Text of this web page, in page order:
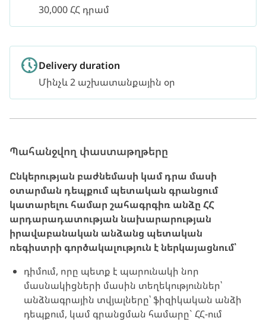
30,000 ՀՀ դրամ
Delivery duration
Մինչև 2 աշխատանքային օր
Պահանջվող փաստաթղթերը
Ընկերության բաժնեմասի կամ դրա մասի
օտարման դեպքում պետական գրանցում
կատարելու համար շահագրգիռ անձը ՀՀ
արդարադատության նախարարության
իրավաբանական անձանց պետական
ռեգիստրի գործակալություն է ներկայացնում՝
դիմում, որը պետք է պարունակի նոր
մասնակիցների մասին տեղեկություններ՝
անձնագրային տվյալները՝ ֆիզիկական անձի
դեպքում, կամ գրանցման համարը` ՀՀ-ում